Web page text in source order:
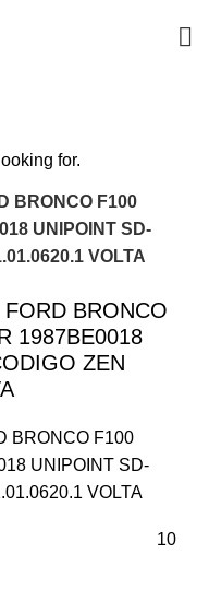
BRONCO F100
UNIPOINT SD-
VOLTA
BRONCO
1987BE0018
ZEN
BRONCO F100
UNIPOINT SD-
VOLTA
10
for.